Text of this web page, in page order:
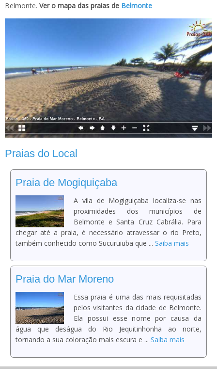
Belmonte. Ver o mapa das praias de Belmonte
Praias do Local
Praia de Mogiquiçaba
A vila de Mogiguiçaba localiza-se nas
proximidades dos municípios de
Belmonte e Santa Cruz Cabrália. Para
chegar até a praia, é necessário atravessar o rio Preto,
também conhecido como Sucuruiuba que ... Saiba mais
Praia do Mar Moreno
Essa praia é uma das mais requisitadas
pelos visitantes da cidade de Belmonte.
Ela possui esse nome por causa da
água que deságua do Rio Jequitinhonha ao norte,
tornando a sua coloração mais escura e ... Saiba mais